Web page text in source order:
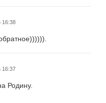
16:38
16:37
Родину.